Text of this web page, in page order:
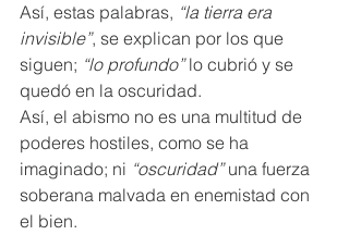
Así, estas palabras, “la tierra era
invisible”, se explican por los que
siguen; “lo profundo” lo cubrió y se
quedó en la oscuridad.
Así, el abismo no es una multitud de
poderes hostiles, como se ha
imaginado; ni “oscuridad” una fuerza
soberana malvada en enemistad con
el bien.